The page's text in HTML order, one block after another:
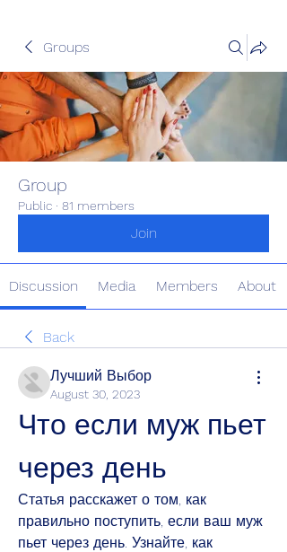
Groups
Group
Public · 81 members
Join
Discussion Media Members About
Back
Лучший Выбор
August 30, 2023
Что если муж пьет
через день
Статья расскажет о том, как
правильно поступить, если ваш муж
пьет через день. Узнайте, как